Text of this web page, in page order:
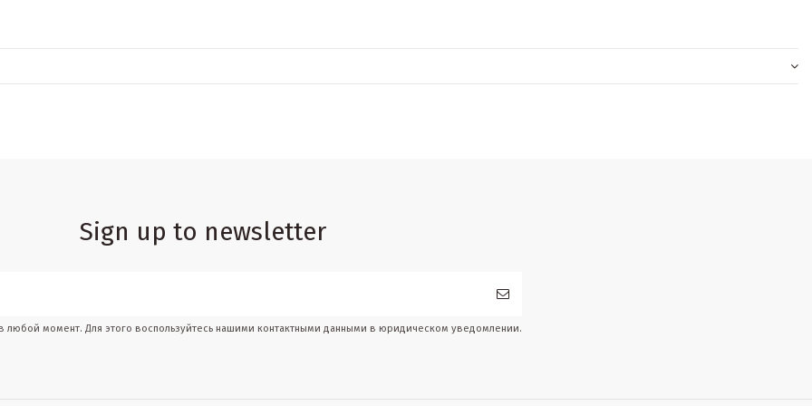
Sign up to newsletter
любой момент. Для этого воспользуйтесь нашими контактными данными в юридическом уведомлении.